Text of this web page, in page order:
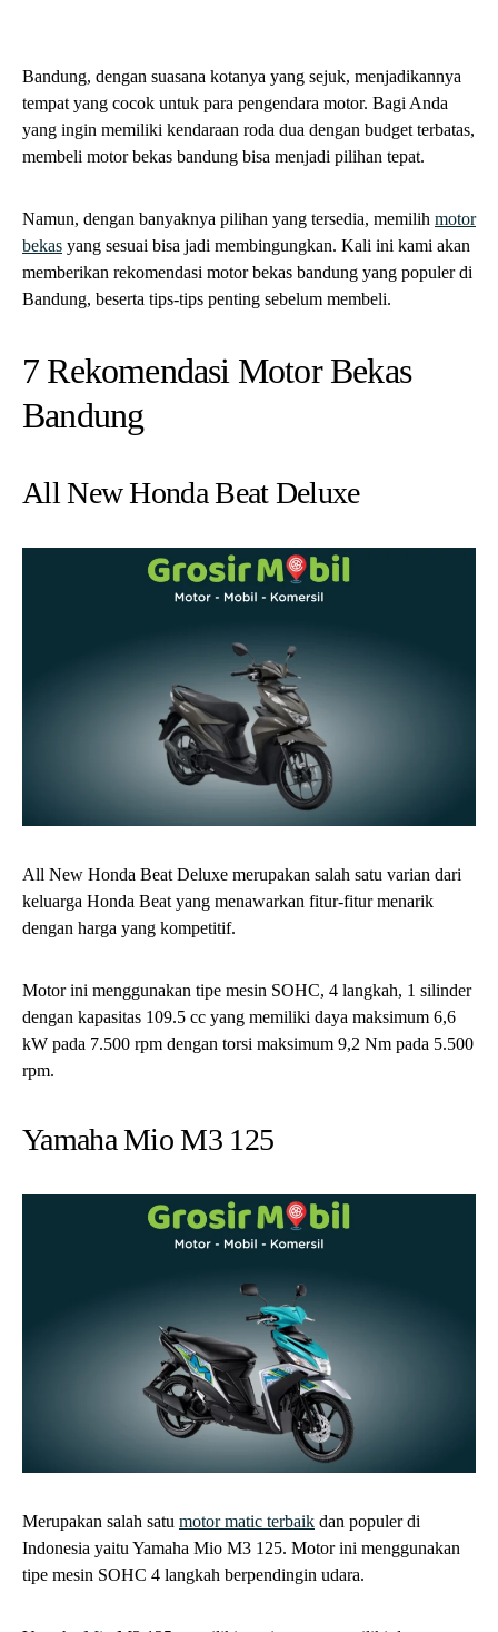
Bandung, dengan suasana kotanya yang sejuk, menjadikannya
tempat yang cocok untuk para pengendara motor. Bagi Anda
yang ingin memiliki kendaraan roda dua dengan budget terbatas,
membeli motor bekas bandung bisa menjadi pilihan tepat.
Namun, dengan banyaknya pilihan yang tersedia, memilih motor
bekas yang sesuai bisa jadi membingungkan. Kali ini kami akan
memberikan rekomendasi motor bekas bandung yang populer di
Bandung, beserta tips-tips penting sebelum membeli.
7 Rekomendasi Motor Bekas
Bandung
All New Honda Beat Deluxe
All New Honda Beat Deluxe merupakan salah satu varian dari
keluarga Honda Beat yang menawarkan fitur-fitur menarik
dengan harga yang kompetitif.
Motor ini menggunakan tipe mesin SOHC, 4 langkah, 1 silinder
dengan kapasitas 109.5 cc yang memiliki daya maksimum 6,6
kW pada 7.500 rpm dengan torsi maksimum 9,2 Nm pada 5.500
rpm.
Yamaha Mio M3 125
Merupakan salah satu motor matic terbaik dan populer di
Indonesia yaitu Yamaha Mio M3 125. Motor ini menggunakan
tipe mesin SOHC 4 langkah berpendingin udara.